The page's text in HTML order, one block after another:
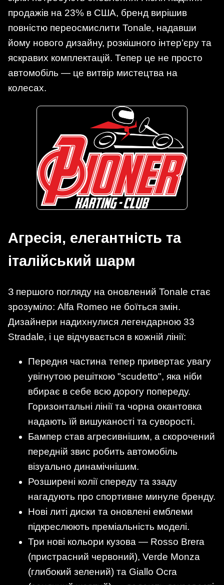
продажів на 23% в США, бренд вирішив
повністю переосмислити Tonale, надавши
йому нового дизайну, розкішного інтер’єру та
яскравих комплектацій. Тепер це не просто
автомобіль — це витвір мистецтва на
колесах.
Агресія, елегантність та
італійський шарм
З першого погляду на оновлений Tonale стає
зрозуміло: Alfa Romeo не боїться змін.
Дизайнери надихнулися легендарною 33
Stradale, і це відчувається в кожній лінії:
Передня частина тепер привертає увагу
увігнутою решіткою "scudetto", яка ніби
вбирає в себе всю дорогу попереду.
Горизонтальні лінії та чорна окантовка
надають їй вишуканості та суворості.
Бампер став агресивнішим, а скорочений
передній звис робить автомобіль
візуально динамічнішим.
Розширені колії спереду та ззаду
нагадують про спортивне минуле бренду.
Нові литі диски та оновлені емблеми
підкреслюють преміальність моделі.
Три нові кольори кузова — Rosso Brera
(пристрасний червоний), Verde Monza
(глибокий зелений) та Giallo Ocra